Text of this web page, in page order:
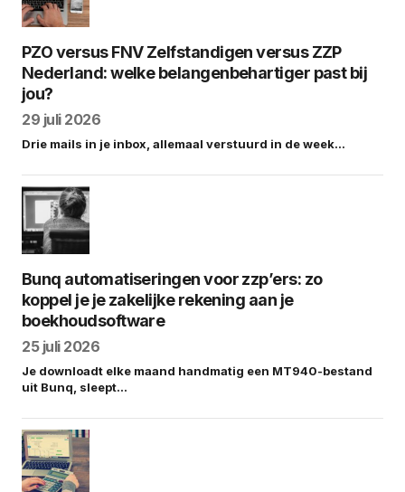
PZO versus FNV Zelfstandigen versus ZZP
Nederland: welke belangenbehartiger past bij
jou?
29 juli 2026
Drie mails in je inbox, allemaal verstuurd in de week…
Bunq automatiseringen voor zzp’ers: zo
koppel je je zakelijke rekening aan je
boekhoudsoftware
25 juli 2026
Je downloadt elke maand handmatig een MT940-bestand
uit Bunq, sleept…